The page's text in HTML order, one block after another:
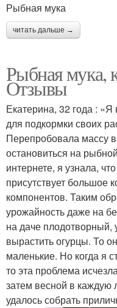
Рыбная мука
читать дальше →
Рыбная мука,
Отзывы
Екатерина, 32 года : «Я
для подкормки своих
Перепробовала массу
остановиться на
интернете, я узнала,
присутствует большое
компонентов. Таким
урожайность даже на
на даче
вырастить огурцы. То
маленькие. Но когда я
то эта проблема
затем весной в каждую
удалось собрать